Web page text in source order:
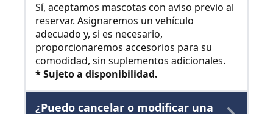
Sí, aceptamos mascotas con aviso previo al
reservar. Asignaremos un vehículo
adecuado y, si es necesario,
proporcionaremos accesorios para su
comodidad, sin suplementos adicionales.
* Sujeto a disponibilidad.
¿Puedo cancelar o modificar una